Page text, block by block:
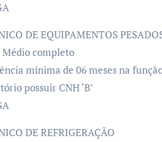
DE EQUIPAMENTOS
Médio completo
mínima de 06 meses na
possuir CNH ‘B’
DE REFRIGERAÇÃO